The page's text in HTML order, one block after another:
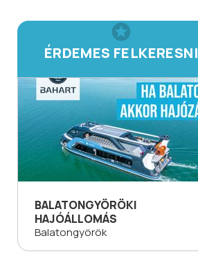
ÉRDEMES FELKERESNI
BALATONGYÖRÖKI
HAJÓÁLLOMÁS
Balatongyörök